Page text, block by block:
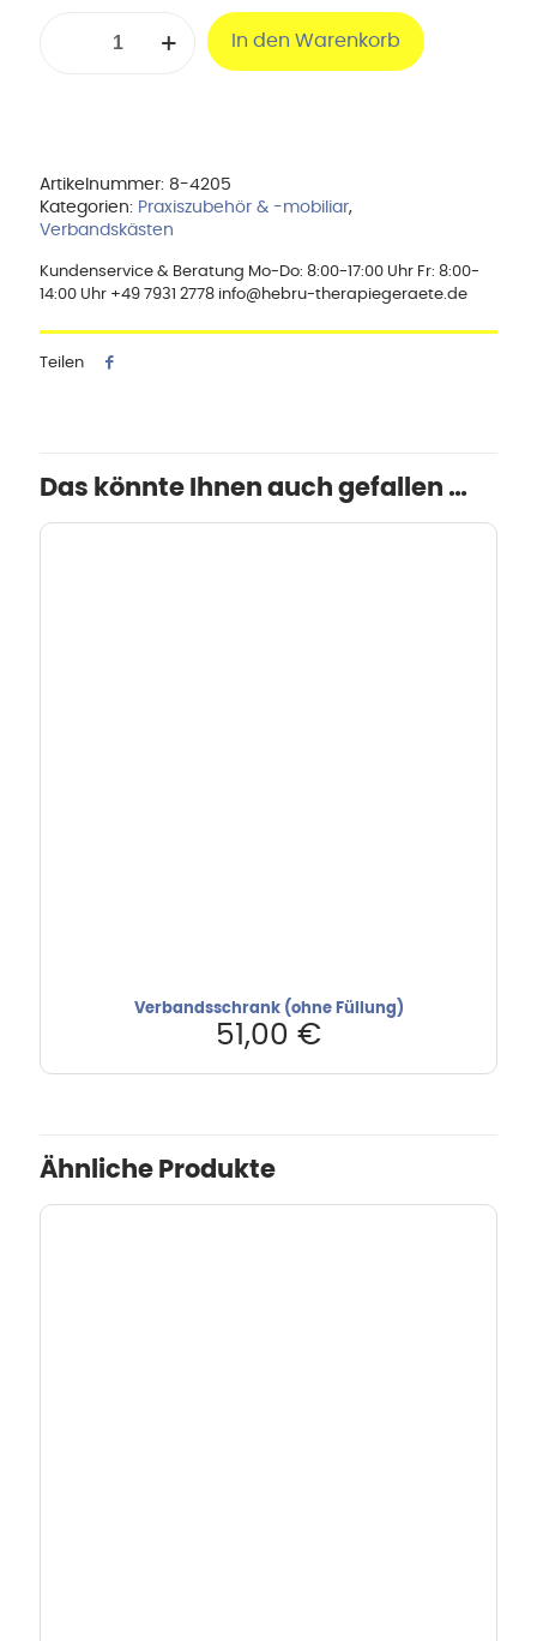
In den Warenkorb
Artikelnummer: 8-4205
Kategorien: Praxiszubehör & -mobiliar,
Verbandskästen
Kundenservice & Beratung Mo-Do: 8:00-17:00 Uhr Fr: 8:00-
14:00 Uhr +49 7931 2778 info@hebru-therapiegeraete.de
Teilen
Das könnte Ihnen auch gefallen …
Verbandsschrank (ohne Füllung)
51,00 €
Ähnliche Produkte